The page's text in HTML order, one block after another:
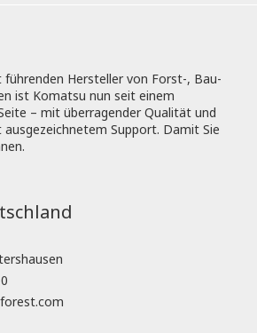
Hersteller von Forst-, Bau-
ist Komatsu nun seit einem
– mit überragender Qualität und
Support. Damit Sie